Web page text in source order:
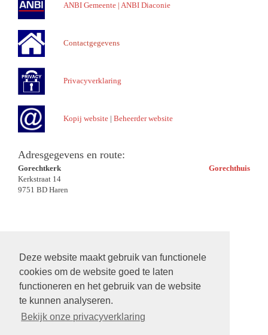
Deze website maakt gebruik van functionele
cookies om de website goed te laten
functioneren en het gebruik van de website
te kunnen analyseren.
Bekijk onze privacyverklaring
ANBI Gemeente | ANBI Diaconie
Contactgegevens
Privacyverklaring
Kopij website | Beheerder website
Adresgegevens en route:
Gorechtkerk
Gorechthuis
Kerkstraat 14
9751 BD Haren